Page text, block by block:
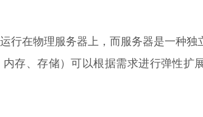
行在物理服务器上，而服务器是一种独
存、存储）可以根据需求进行弹性扩